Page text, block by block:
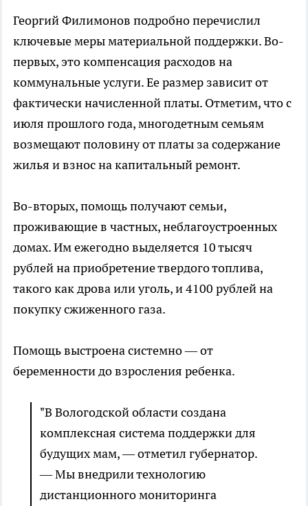
Георгий Филимонов подробно перечислил
ключевые меры материальной поддержки. Во-
первых, это компенсация расходов на
коммунальные услуги. Ее размер зависит от
фактически начисленной платы. Отметим, что с
июля прошлого года, многодетным семьям
возмещают половину от платы за содержание
жилья и взнос на капитальный ремонт.
Во-вторых, помощь получают семьи,
проживающие в частных, неблагоустроенных
домах. Им ежегодно выделяется 10 тысяч
рублей на приобретение твердого топлива,
такого как дрова или уголь, и 4100 рублей на
покупку сжиженного газа.
Помощь выстроена системно — от
беременности до взросления ребенка.
"В Вологодской области создана
комплексная система поддержки для
будущих мам, — отметил губернатор.
— Мы внедрили технологию
дистанционного мониторинга